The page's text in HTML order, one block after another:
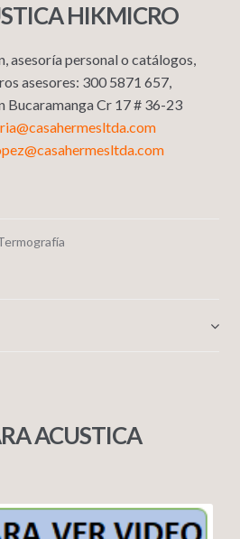
HIKMICRO
asesoría personal o catálogos,
asesores: 300 5871 657,
Bucaramanga Cr 17 # 36-23
ACUSTICA